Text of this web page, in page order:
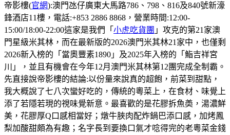
帝影樓(官網):澳門氹仔廣東大馬路786、798、816及840號新濠
鋒酒店11樓，電話:+853 2886 8868，營業時間:12:00-
15:00/18:00-22:00這家是我們「 小虎吃貨團 」攻克的第21家澳
門星級米其林，而在最新版的2026澳門米其林21家中，也僅剩
2026新入榜的「當奧豐素1890」及2025年入榜的「鮨吉祥宮
川」，並且有機會在今年12月澳門米其林第12團完成全制霸。
先直接說帝影樓的結論:以份量來說真的超飽，前菜到甜點，
我大概說了七八次蠻好吃的，傳統的粵菜上，在食材、味覺上
添了若隱若現的視味覺新意。最喜歡的是花膠拆魚𡙡，湯濃鮮
美，花膠厚Q口感相當好；燉牛脥肉配炸鍋巴添口感，加烤鳳
梨加酸甜頗為有趣；名字長到要換口氣才唸得完的老粵菜金錢